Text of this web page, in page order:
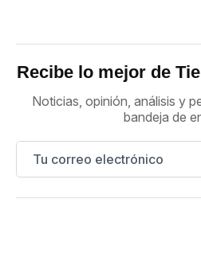
Recibe lo mejor de
Noticias, opinión, análisis y
bandeja de